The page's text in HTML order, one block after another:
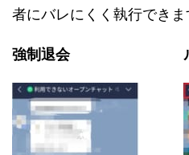
者にバレにくく執行できま
強制退会